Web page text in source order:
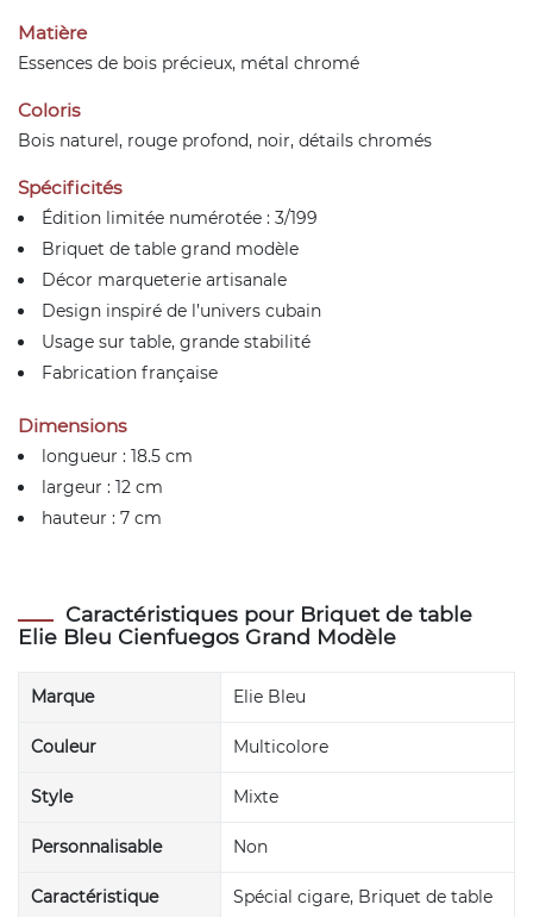
Matière
Essences de bois précieux, métal chromé
Coloris
Bois naturel, rouge profond, noir, détails chromés
Spécificités
Édition limitée numérotée : 3/199
Briquet de table grand modèle
Décor marqueterie artisanale
Design inspiré de l’univers cubain
Usage sur table, grande stabilité
Fabrication française
Dimensions
longueur : 18.5 cm
largeur : 12 cm
hauteur : 7 cm
Caractéristiques pour Briquet de table
Elie Bleu Cienfuegos Grand Modèle
Marque Elie Bleu
Couleur Multicolore
Style Mixte
Personnalisable Non
Caractéristique Spécial cigare, Briquet de table